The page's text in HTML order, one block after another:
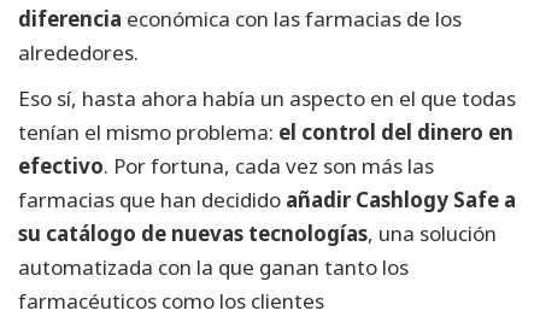
diferencia económica con las farmacias de los
alrededores.
Eso sí, hasta ahora había un aspecto en el que todas
tenían el mismo problema: el control del dinero en
efectivo. Por fortuna, cada vez son más las
farmacias que han decidido añadir Cashlogy Safe a
su catálogo de nuevas tecnologías, una solución
automatizada con la que ganan tanto los
farmacéuticos como los clientes